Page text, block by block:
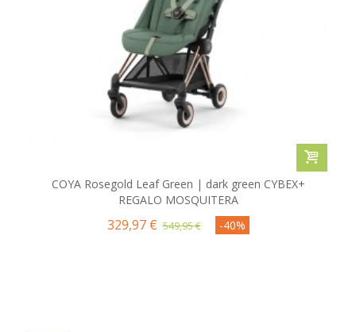
COYA Rosegold Leaf Green | dark green CYBEX+
REGALO MOSQUITERA
329,97 € 549,95 € -40%